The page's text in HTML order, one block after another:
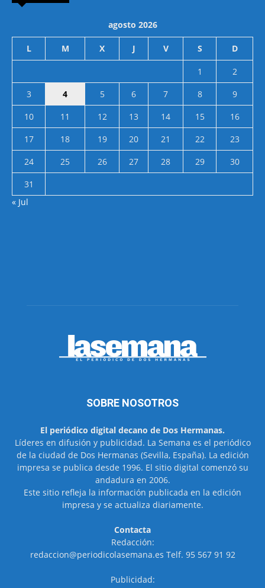
agosto 2026
L M X J V S D
1
2
3
4 5 6 7 8
9
10
11 12 13 14 15
16
17
18 19 20 21 22
23
24
25 26 27 28 29
30
31
« Jul
SOBRE NOSOTROS
El periódico digital decano de Dos Hermanas.
Líderes en difusión y publicidad. La Semana es el periódico
de la ciudad de Dos Hermanas (Sevilla, España). La edición
impresa se publica desde 1996. El sitio digital comenzó su
andadura en 2006.
Este sitio refleja la información publicada en la edición
impresa y se actualiza diariamente.
Contacta
Redacción:
redaccion@periodicolasemana.es Telf. 95 567 91 92
Publicidad: